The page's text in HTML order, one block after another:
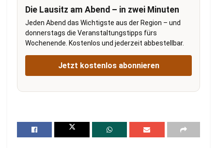
Die Lausitz am Abend – in zwei Minuten
Jeden Abend das Wichtigste aus der Region – und
donnerstags die Veranstaltungstipps fürs
Wochenende. Kostenlos und jederzeit abbestellbar.
Jetzt kostenlos abonnieren